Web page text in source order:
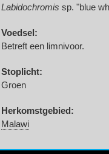
Labidochromis sp. "blue
Voedsel:
Betreft een limnivoor.
Stoplicht:
Groen
Herkomstgebied:
Malawi